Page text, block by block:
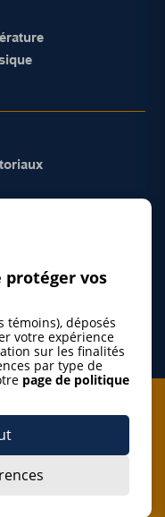
Gazette de la
protéger vos
témoins), déposés
votre expérience
sur les finalités
par type de
page de politique